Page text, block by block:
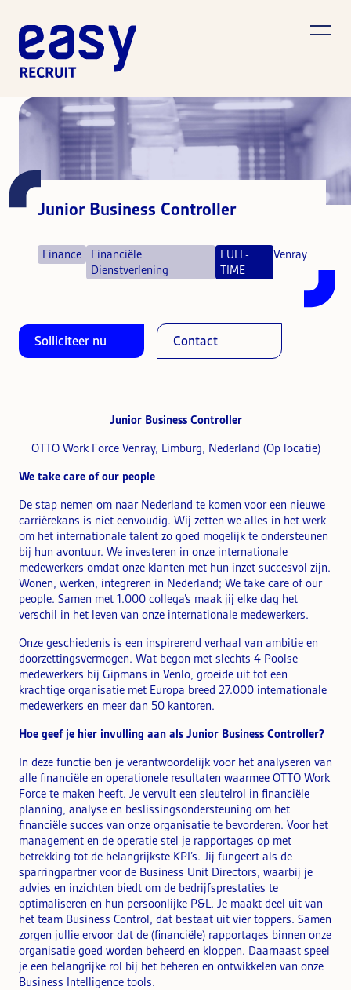
Junior Business Controller
Finance
Financiële
Dienstverlening
FULL-
TIME
Venray
Solliciteer nu Contact
Junior Business Controller
OTTO Work Force Venray, Limburg, Nederland (Op locatie)
We take care of our people
De stap nemen om naar Nederland te komen voor een nieuwe
carrièrekans is niet eenvoudig. Wij zetten we alles in het werk
om het internationale talent zo goed mogelijk te ondersteunen
bij hun avontuur. We investeren in onze internationale
medewerkers omdat onze klanten met hun inzet succesvol zijn.
Wonen, werken, integreren in Nederland; We take care of our
people. Samen met 1.000 collega’s maak jij elke dag het
verschil in het leven van onze internationale medewerkers.
Onze geschiedenis is een inspirerend verhaal van ambitie en
doorzettingsvermogen. Wat begon met slechts 4 Poolse
medewerkers bij Gipmans in Venlo, groeide uit tot een
krachtige organisatie met Europa breed 27.000 internationale
medewerkers en meer dan 50 kantoren.
Hoe geef je hier invulling aan als Junior Business Controller?
In deze functie ben je verantwoordelijk voor het analyseren van
alle financiële en operationele resultaten waarmee OTTO Work
Force te maken heeft. Je vervult een sleutelrol in financiële
planning, analyse en beslissingsondersteuning om het
financiële succes van onze organisatie te bevorderen. Voor het
management en de operatie stel je rapportages op met
betrekking tot de belangrijkste KPI’s. Jij fungeert als de
sparringpartner voor de Business Unit Directors, waarbij je
advies en inzichten biedt om de bedrijfsprestaties te
optimaliseren en hun persoonlijke P&L. Je maakt deel uit van
het team Business Control, dat bestaat uit vier toppers. Samen
zorgen jullie ervoor dat de (financiële) rapportages binnen onze
organisatie goed worden beheerd en kloppen. Daarnaast speel
je een belangrijke rol bij het beheren en ontwikkelen van onze
Business Intelligence tools.